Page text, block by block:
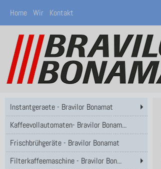
Home Wir Kontakt
Instantgeraete - Bravilor Bonamat
Kaffeevollautomaten- Bravilor Bonam...
Frischbrühgeräte - Bravilor Bonamat
Filterkaffeemaschine - Bravilor Bon...